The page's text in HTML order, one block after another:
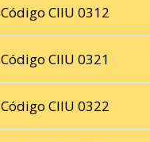
Código CIIU 0312
Código CIIU 0321
Código CIIU 0322